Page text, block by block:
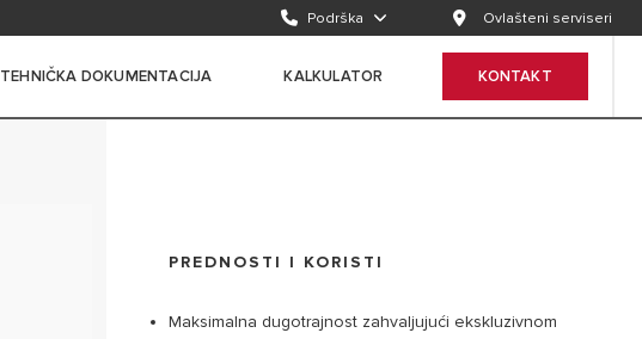
Podrška Ovlašteni serviseri
TEHNIČKA DOKUMENTACIJA KALKULATOR KONTAKT
PREDNOSTI I KORISTI
Maksimalna dugotrajnost zahvaljujući ekskluzivnom